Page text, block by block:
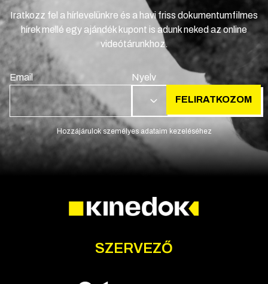
Iratkozz fel a hírlevelünkre és a havi friss dokumentumfilmes
hírek mellé egy ajándék kupont is adunk neked az online
videótárunkhoz.
Email Nyelv
HU FELIRATKOZOM
Hozzájárulok személyes adataim kezeléséhez
SZERVEZŐ